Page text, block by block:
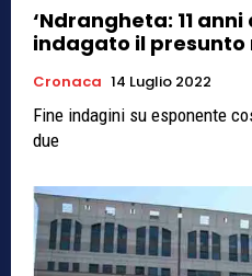
‘Ndrangheta: 11
indagato il
Cronaca 14 Luglio 2022
Fine indagini su esponente
due